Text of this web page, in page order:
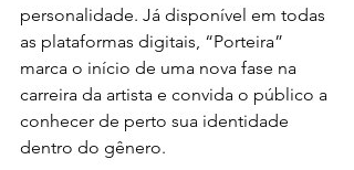
personalidade. Já disponível em todas
as plataformas digitais, “Porteira”
marca o início de uma nova fase na
carreira da artista e convida o público a
conhecer de perto sua identidade
dentro do gênero.